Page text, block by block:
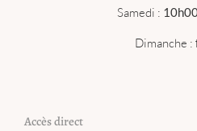
Samedi :
Dimanche :
Accès direct